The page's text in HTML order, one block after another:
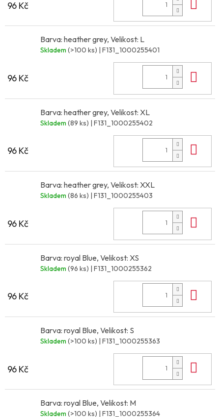
96 Kč
Barva: heather grey, Velikost: L
Skladem (>100 ks) | F131_1000255401
96 Kč
Barva: heather grey, Velikost: XL
Skladem (89 ks) | F131_1000255402
96 Kč
Barva: heather grey, Velikost: XXL
Skladem (86 ks) | F131_1000255403
96 Kč
Barva: royal Blue, Velikost: XS
Skladem (96 ks) | F131_1000255362
96 Kč
Barva: royal Blue, Velikost: S
Skladem (>100 ks) | F131_1000255363
96 Kč
Barva: royal Blue, Velikost: M
Skladem (>100 ks) | F131_1000255364